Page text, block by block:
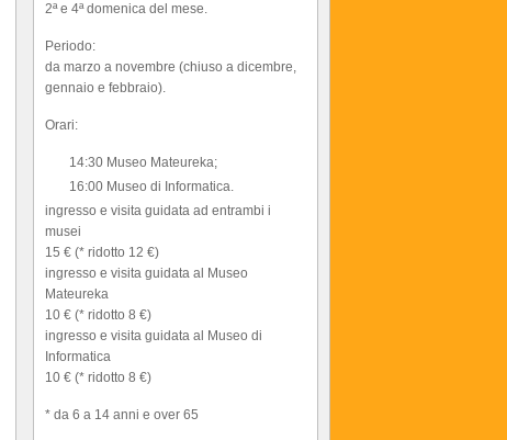
2ª e 4ª domenica del mese.
Periodo:
da marzo a novembre (chiuso a dicembre,
gennaio e febbraio).
Orari:
14:30 Museo Mateureka;
16:00 Museo di Informatica.
ingresso e visita guidata ad entrambi i
musei
15 € (* ridotto 12 €)
ingresso e visita guidata al Museo
Mateureka
10 € (* ridotto 8 €)
ingresso e visita guidata al Museo di
Informatica
10 € (* ridotto 8 €)
* da 6 a 14 anni e over 65